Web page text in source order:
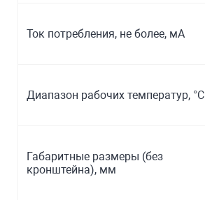
Ток потребления, не более, мА
Диапазон рабочих температур, °С
Габаритные размеры (без
кронштейна), мм